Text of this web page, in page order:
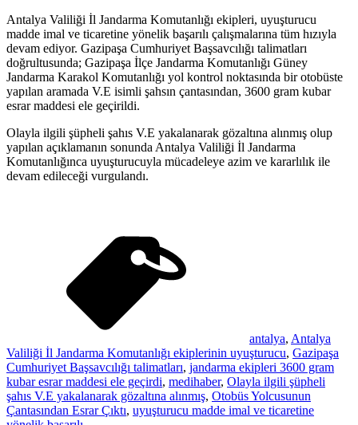
Antalya Valiliği İl Jandarma Komutanlığı ekipleri, uyuşturucu
madde imal ve ticaretine yönelik başarılı çalışmalarına tüm hızıyla
devam ediyor. Gazipaşa Cumhuriyet Başsavcılığı talimatları
doğrultusunda; Gazipaşa İlçe Jandarma Komutanlığı Güney
Jandarma Karakol Komutanlığı yol kontrol noktasında bir otobüste
yapılan aramada V.E isimli şahsın çantasından, 3600 gram kubar
esrar maddesi ele geçirildi.
Olayla ilgili şüpheli şahıs V.E yakalanarak gözaltına alınmış olup
yapılan açıklamanın sonunda Antalya Valiliği İl Jandarma
Komutanlığınca uyuşturucuyla mücadeleye azim ve kararlılık ile
devam edileceği vurgulandı.
antalya, Antalya
Valiliği İl Jandarma Komutanlığı ekiplerinin uyuşturucu, Gazipaşa
Cumhuriyet Başsavcılığı talimatları, jandarma ekipleri 3600 gram
kubar esrar maddesi ele geçirdi, medihaber, Olayla ilgili şüpheli
şahıs V.E yakalanarak gözaltına alınmış, Otobüs Yolcusunun
Çantasından Esrar Çıktı, uyuşturucu madde imal ve ticaretine